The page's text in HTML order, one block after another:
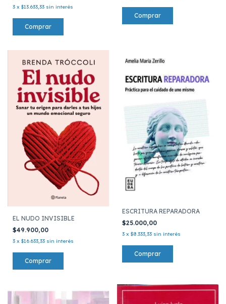
3 x $13.633,33 sin interés
EL NUDO INVISIBLE
$49.900,00
3 x $16.633,33 sin interés
ESCRITURA REPARADORA
$25.000,00
3 x $8.333,33 sin interés